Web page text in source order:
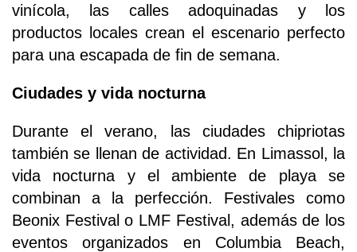
vinícola, las calles adoquinadas y los
productos locales crean el escenario perfecto
para una escapada de fin de semana.
Ciudades y vida nocturna
Durante el verano, las ciudades chipriotas
también se llenan de actividad. En Limassol, la
vida nocturna y el ambiente de playa se
combinan a la perfección. Festivales como
Beonix Festival o LMF Festival, además de los
eventos organizados en Columbia Beach,